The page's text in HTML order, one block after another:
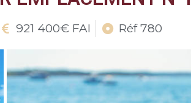
921 400€ FAI Réf 780